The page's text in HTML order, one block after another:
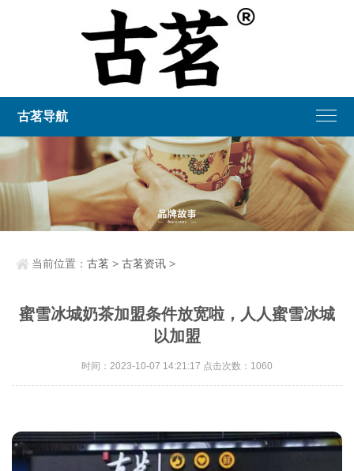
古茗导航
当前位置：古茗 >古茗资讯 >
蜜雪冰城奶茶加盟条件放宽啦，人人蜜雪冰城
以加盟
时间：2023-10-07 14:21:17 点击次数：1060